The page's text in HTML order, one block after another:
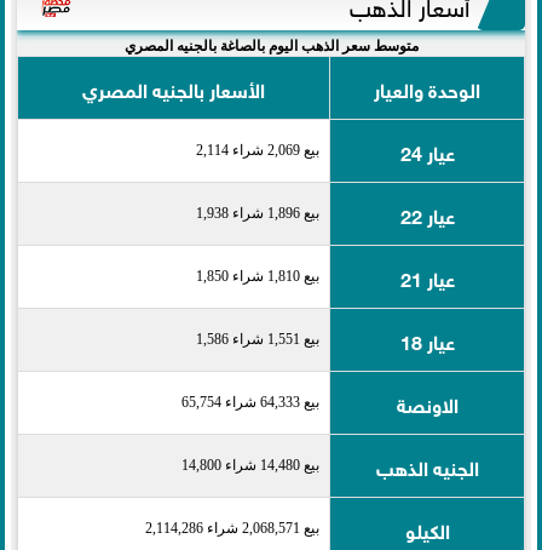
متوسط سعر الذهب اليوم بالصاغة بالجنيه المصري
الوحدة والعيار
الأسعار بالجنيه المصري
عيار 24
بيع 2,069 شراء 2,114
عيار 22 بيع 1,896 شراء 1,938
عيار 21 بيع 1,810 شراء 1,850
عيار 18 بيع 1,551 شراء 1,586
الاونصة بيع 64,333 شراء 65,754
الجنيه الذهب بيع 14,480 شراء 14,800
الكيلو بيع 2,068,571 شراء 2,114,286